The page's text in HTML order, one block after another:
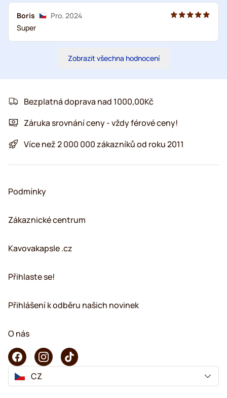
Boris
Pro. 2024
Super
Zobrazit všechna hodnocení
Bezplatná doprava nad 1000,00Kč
Záruka srovnání ceny - vždy férové ceny!
Více než 2 000 000 zákazníků od roku 2011
Podmínky
Zákaznické centrum
Kavovakapsle .cz
Přihlaste se!
Přihlášení k odběru našich novinek
O nás
CZ